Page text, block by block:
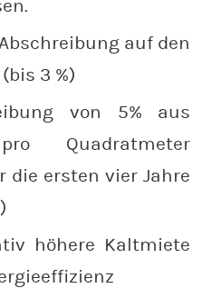
auf den
3 %)
von 5% aus
Quadratmeter
die ersten vier Jahre
höhere Kaltmiete